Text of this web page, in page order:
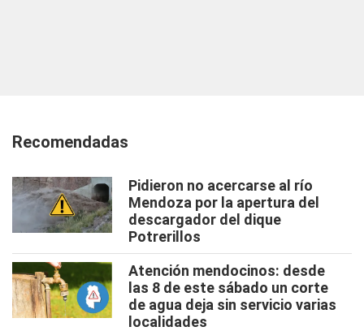
Recomendadas
Pidieron no acercarse al río
Mendoza por la apertura del
descargador del dique
Potrerillos
Atención mendocinos: desde
las 8 de este sábado un corte
de agua deja sin servicio varias
localidades